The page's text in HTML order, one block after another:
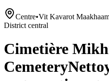
Centre•Vit Kavarot
District central
Cimetière
Cemetery